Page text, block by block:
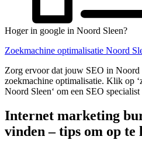
Hoger in google in Noord Sleen?
Zoekmachine optimalisatie Noord
Zorg ervoor dat jouw SEO in Noord
zoekmachine optimalisatie. Klik op
Noord Sleen‘ om een SEO
Internet marketing
vinden – tips om op te